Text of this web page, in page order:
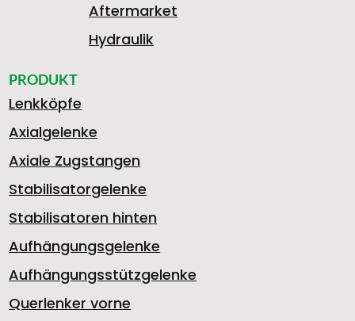
Aftermarket
Hydraulik
PRODUKT
Lenkköpfe
Axialgelenke
Axiale Zugstangen
Stabilisatorgelenke
Stabilisatoren hinten
Aufhängungsgelenke
Aufhängungsstützgelenke
Querlenker vorne